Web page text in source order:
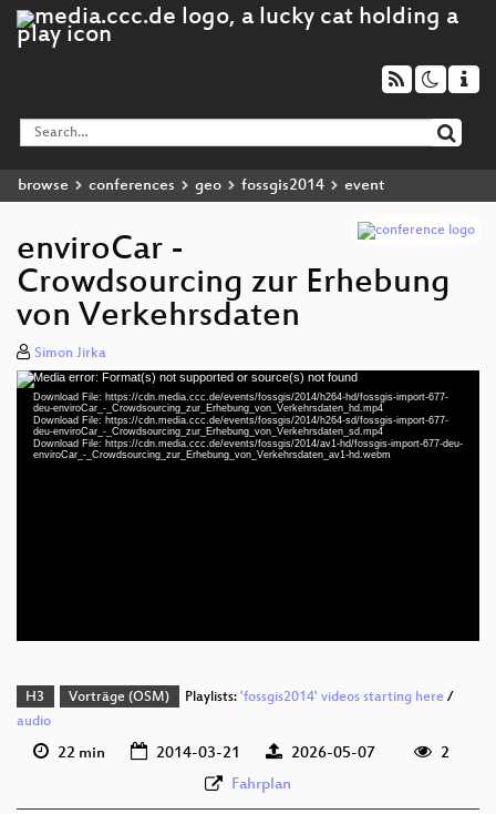
browse conferences geo fossgis2014 event
enviroCar -
Crowdsourcing zur Erhebung
von Verkehrsdaten
Simon Jirka
Video
Player
Media error: Format(s) not supported or source(s) not found
Download File: https://cdn.media.ccc.de/events/fossgis/2014/h264-hd/fossgis-import-677-
deu-enviroCar_-_Crowdsourcing_zur_Erhebung_von_Verkehrsdaten_hd.mp4
Download File: https://cdn.media.ccc.de/events/fossgis/2014/h264-sd/fossgis-import-677-
deu-enviroCar_-_Crowdsourcing_zur_Erhebung_von_Verkehrsdaten_sd.mp4
Download File: https://cdn.media.ccc.de/events/fossgis/2014/av1-hd/fossgis-import-677-deu-
enviroCar_-_Crowdsourcing_zur_Erhebung_von_Verkehrsdaten_av1-hd.webm
H3 Vorträge (OSM) Playlists: 'fossgis2014' videos starting here/
audio
22 min 2014-03-21 2026-05-07
2
Fahrplan